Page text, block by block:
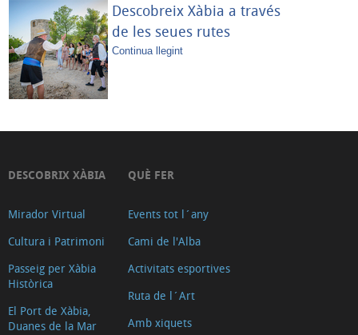
Descobreix Xàbia a través
de les seues rutes
Continua llegint
DESCOBRIX XÀBIA
Mirador Virtual
Cultura i Patrimoni
Passeig per Xàbia
Històrica
El Port de Xàbia,
Duanes de la Mar
QUÈ FER
Events tot l´any
Cami de l'Alba
Activitats esportives
Ruta de l´Art
Amb xiquets